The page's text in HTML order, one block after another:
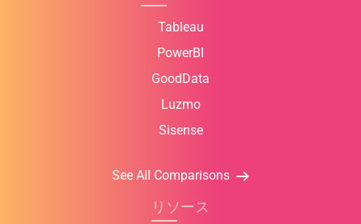
Tableau
PowerBI
GoodData
Luzmo
Sisense
See All Comparisons
リソース